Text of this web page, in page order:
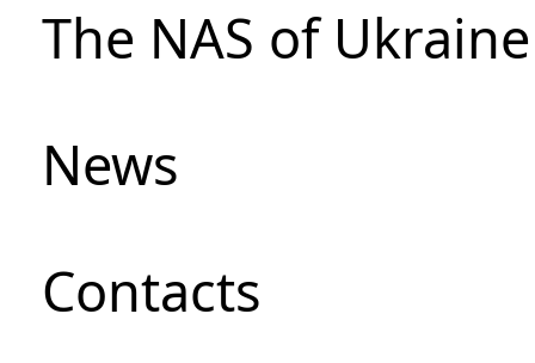
The NAS of
News
Сontacts